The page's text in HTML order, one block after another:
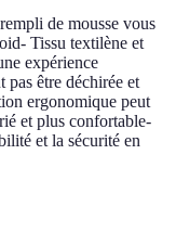
de mousse vous
Tissu textilène et
expérience
être déchirée et
ergonomique peut
et plus confortable-
et la sécurité en